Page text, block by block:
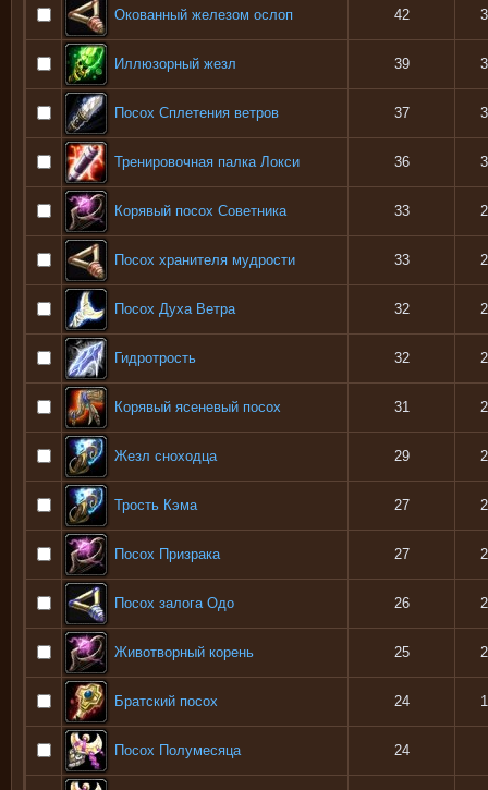
Окованный железом ослоп 42
Иллюзорный жезл 39
Посох Сплетения ветров 37
Тренировочная палка Локси 36
Корявый посох Советника 33
Посох хранителя мудрости 33
Посох Духа Ветра 32
Гидротрость 32
Корявый ясеневый посох 31
Жезл сноходца 29
Трость Кэма 27
Посох Призрака 27
Посох залога Одо 26
Животворный корень 25
Братский посох 24
Посох Полумесяца 24